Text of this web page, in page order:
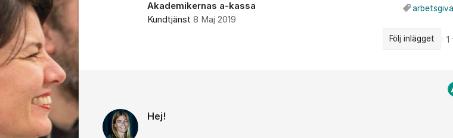
Akademikernas a-kassa
Kundtjänst 8 Maj 2019
Följ inlägget 1
Hej!